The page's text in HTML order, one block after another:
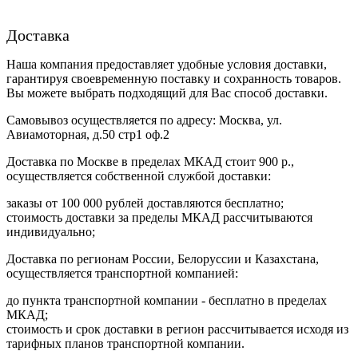
Доставка
Наша компания предоставляет удобные условия доставки,
гарантируя своевременную поставку и сохранность товаров.
Вы можете выбрать подходящий для Вас способ доставки.
Самовывоз осуществляется по адресу: Москва, ул.
Авиамоторная, д.50 стр1 оф.2
Доставка по Москве в пределах МКАД стоит 900 р.,
осуществляется собственной службой доставки:
заказы от 100 000 рублей доставляются бесплатно;
cтоимость доставки за пределы МКАД рассчитываются
индивидуально;
Доставка по регионам России, Белоруссии и Казахстана,
осуществляется транспортной компанией:
до пункта транспортной компании - бесплатно в пределах
МКАД;
стоимость и срок доставки в регион рассчитывается исходя из
тарифных планов транспортной компании.